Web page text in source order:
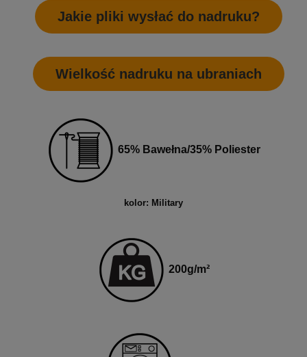
Jakie pliki wysłać do nadruku?
Wielkość nadruku na ubraniach
65% Bawełna/35% Poliester
kolor: Military
200g/m²